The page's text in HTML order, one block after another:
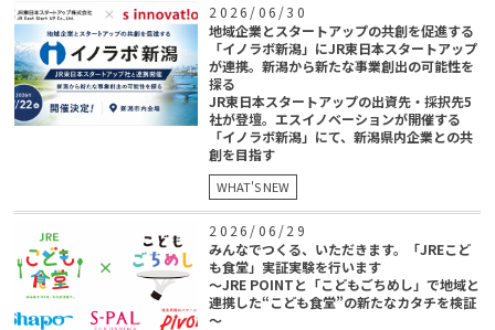
2026/06/30
地域企業とスタートアップの共創を促進する
「イノラボ新潟」にJR東日本スタートアップ
が連携。新潟から新たな事業創出の可能性を
探る
JR東日本スタートアップの出資先・採択先5
社が登壇。エスイノベーションが開催する
「イノラボ新潟」にて、新潟県内企業との共
創を目指す
WHAT'S NEW
2026/06/29
みんなでつくる、いただきます。「JREこど
も食堂」実証実験を行います
～JRE POINTと「こどもごちめし」で地域と
連携した“こども食堂”の新たなカタチを検証
～